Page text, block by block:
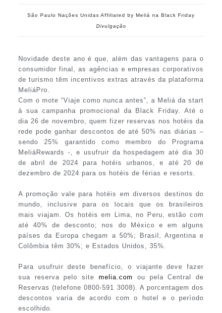
São Paulo Nações Unidas Affiliated by Meliá na Black Friday
Divulgação
Novidade deste ano é que, além das vantagens para o
consumidor final, as agências e empresas corporativos
de turismo têm incentivos extras através da plataforma
MeliáPro.
Com o mote “Viaje como nunca antes”, a Meliá da start
à sua campanha promocional da Black Friday. Até o
dia 26 de novembro, quem fizer reservas nos hotéis da
rede pode ganhar descontos de até 50% nas diárias –
sendo 25% garantido como membro do Programa
MeliáRewards -, e usufruir da hospedagem até dia 30
de abril de 2024 para hotéis urbanos, e até 20 de
dezembro de 2024 para os hotéis de férias e resorts.
A promoção vale para hotéis em diversos destinos do
mundo, inclusive para os locais que os brasileiros
mais viajam. Os hotéis em Lima, no Peru, estão com
até 40% de desconto; nos do México e em alguns
países da Europa chegam a 50%; Brasil, Argentina e
Colômbia têm 30%; e Estados Unidos, 35%.
Para usufruir deste benefício, o viajante deve fazer
sua reserva pelo site melia.com
ou pela Central de
Reservas (telefone 0800-591 3008). A porcentagem dos
descontos varia de acordo com o hotel e o período
escolhido.